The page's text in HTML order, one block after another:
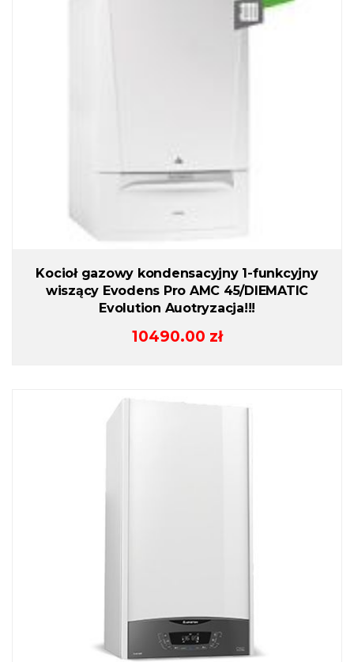
Kocioł gazowy kondensacyjny 1-funkcyjny
wiszący Evodens Pro AMC 45/DIEMATIC
Evolution Auotryzacja!!!
10490.00 zł